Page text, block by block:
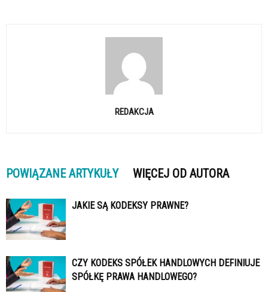
REDAKCJA
POWIĄZANE ARTYKUŁY WIĘCEJ OD AUTORA
JAKIE SĄ KODEKSY PRAWNE?
CZY KODEKS SPÓŁEK HANDLOWYCH DEFINIUJE
SPÓŁKĘ PRAWA HANDLOWEGO?